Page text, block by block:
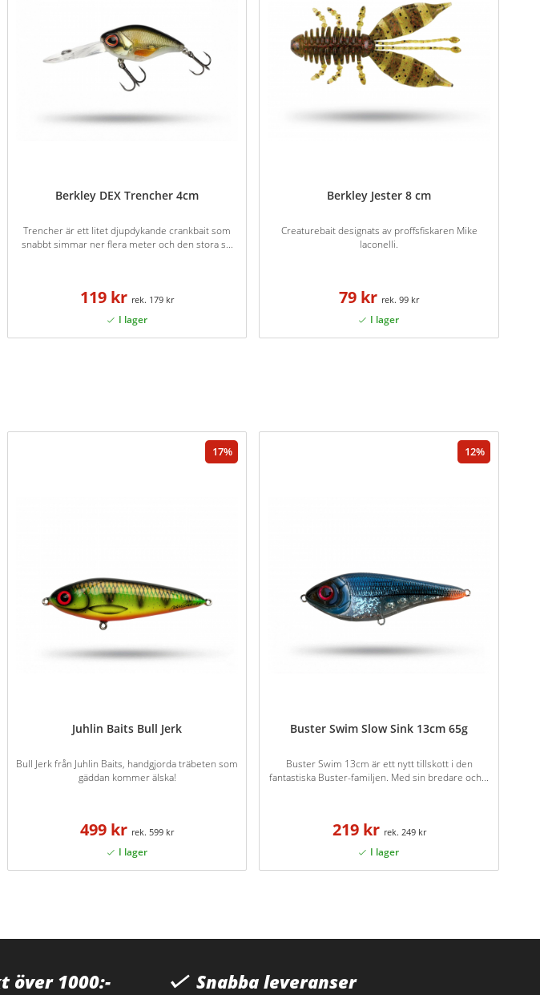
Berkley DEX Trencher 4cm
Trencher är ett litet djupdykande crankbait som
snabbt simmar ner flera meter och den stora s...
119 kr 179 kr
Berkley Jester 8 cm
Creaturebait designats av proffsfiskaren Mike
Iaconelli.
79 kr 99 kr
17
Juhlin Baits Bull Jerk
Bull Jerk från Juhlin Baits, handgjorda träbeten som
gäddan kommer älska!
499 kr 599 kr
12
Buster Swim Slow Sink 13cm 65g
Buster Swim 13cm är ett nytt tillskott i den
fantastiska Buster-familjen. Med sin bredare och...
219 kr 249 kr
över 1000:- Snabba leveranser